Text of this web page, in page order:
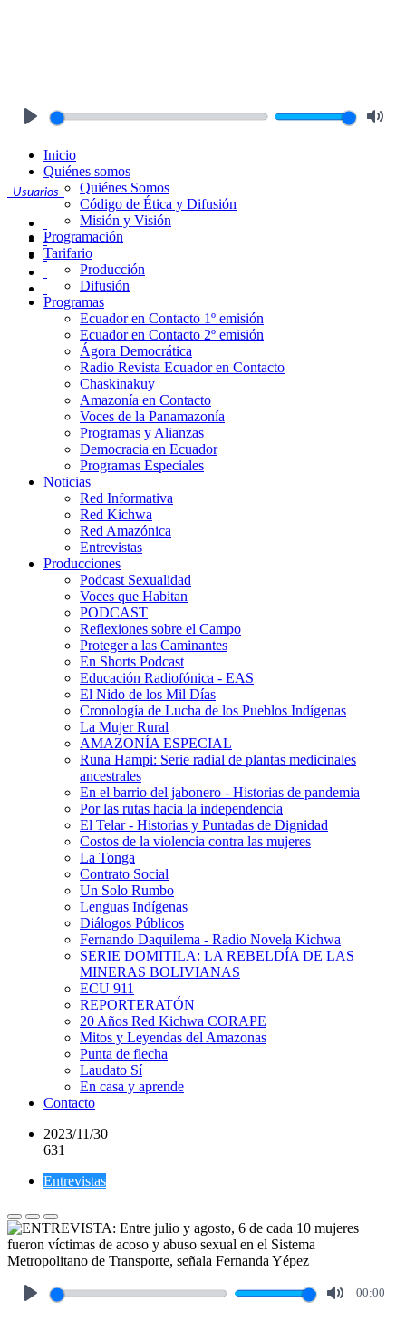
Usuarios
Inicio
Quiénes somos
Quiénes Somos
Código de Ética y Difusión
Misión y Visión
Programación
Tarifario
Producción
Difusión
Programas
Ecuador en Contacto 1º emisión
Ecuador en Contacto 2º emisión
Ágora Democrática
Radio Revista Ecuador en Contacto
Chaskinakuy
Amazonía en Contacto
Voces de la Panamazonía
Programas y Alianzas
Democracia en Ecuador
Programas Especiales
Noticias
Red Informativa
Red Kichwa
Red Amazónica
Entrevistas
Producciones
Podcast Sexualidad
Voces que Habitan
PODCAST
Reflexiones sobre el Campo
Proteger a las Caminantes
En Shorts Podcast
Educación Radiofónica - EAS
El Nido de los Mil Días
Cronología de Lucha de los Pueblos Indígenas
La Mujer Rural
AMAZONÍA ESPECIAL
Runa Hampi: Serie radial de plantas medicinales
ancestrales
En el barrio del jabonero - Historias de pandemia
Por las rutas hacia la independencia
El Telar - Historias y Puntadas de Dignidad
Costos de la violencia contra las mujeres
La Tonga
Contrato Social
Un Solo Rumbo
Lenguas Indígenas
Diálogos Públicos
Fernando Daquilema - Radio Novela Kichwa
SERIE DOMITILA: LA REBELDÍA DE LAS
MINERAS BOLIVIANAS
ECU 911
REPORTERATÓN
20 Años Red Kichwa CORAPE
Mitos y Leyendas del Amazonas
Punta de flecha
Laudato Sí
En casa y aprende
Contacto
2023/11/30
631
Entrevistas
00:00